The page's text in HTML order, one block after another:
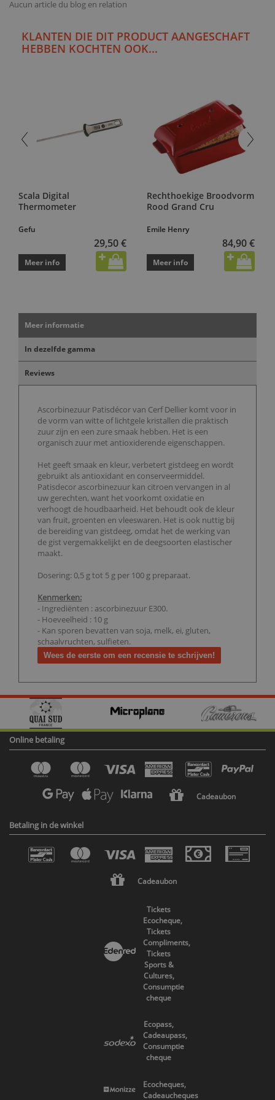
Aucun article du blog en relation
KLANTEN DIE DIT PRODUCT AANGESCHAFT
HEBBEN KOCHTEN OOK...
Scala Digital
Thermometer
Gefu
29,50 €
Meer info
Rechthoekige Broodvorm
Rood Grand Cru
Emile Henry
84,90 €
Meer info
Meer informatie
In dezelfde gamma
Reviews
Ascorbinezuur Patisdécor van Cerf Dellier komt voor in
de vorm van witte of lichtgele kristallen die praktisch
zuur zijn en een zure smaak hebben. Het is een
organisch zuur met antioxiderende eigenschappen.
Het geeft smaak en kleur, verbetert gistdeeg en wordt
gebruikt als antioxidant en conserveermiddel.
Patisdecor ascorbinezuur kan citroen vervangen in al
uw gerechten, want het voorkomt oxidatie en
verhoogt de houdbaarheid. Het behoudt ook de kleur
van fruit, groenten en vleeswaren. Het is ook nuttig bij
de bereiding van gistdeeg, omdat het de werking van
de gist vergemakkelijkt en de deegsoorten elastischer
maakt.
Dosering: 0,5 g tot 5 g per 100 g preparaat.
Kenmerken:
- Ingrediënten : ascorbinezuur E300.
- Hoeveelheid : 10 g
- Kan sporen bevatten van soja, melk, ei, gluten,
schaalvruchten, sulfieten.
Wees de eerste om een recensie te schrijven!
Online betaling
Cadeaubon
Betaling in de winkel
Cadeaubon
Tickets
Ecocheque,
Tickets
Compliments,
Tickets
Sports &
Cultures,
Consumptie
cheque
Ecopass,
Cadeaupass,
Consumptie
cheque
Ecocheques,
Cadeaucheques